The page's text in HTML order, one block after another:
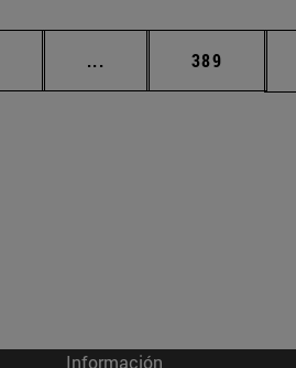
... Páginas intermedias
Página
389
Información